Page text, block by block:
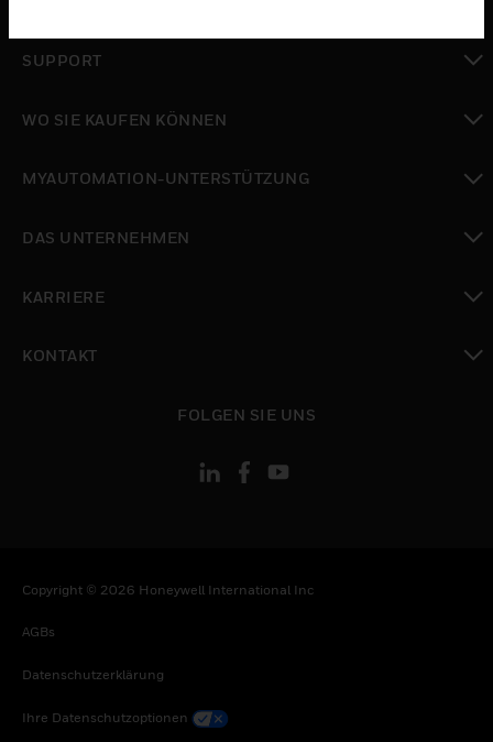
toggle view
SUPPORT
WO SIE KAUFEN KÖNNEN
MYAUTOMATION-UNTERSTÜTZUNG
DAS UNTERNEHMEN
KARRIERE
KONTAKT
FOLGEN SIE UNS
Copyright © 2026 Honeywell International Inc
AGBs
Datenschutzerklärung
Ihre Datenschutzoptionen